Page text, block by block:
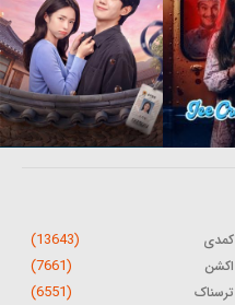
کمدی (13643)
اکشن (7661)
ترسناک (6551)